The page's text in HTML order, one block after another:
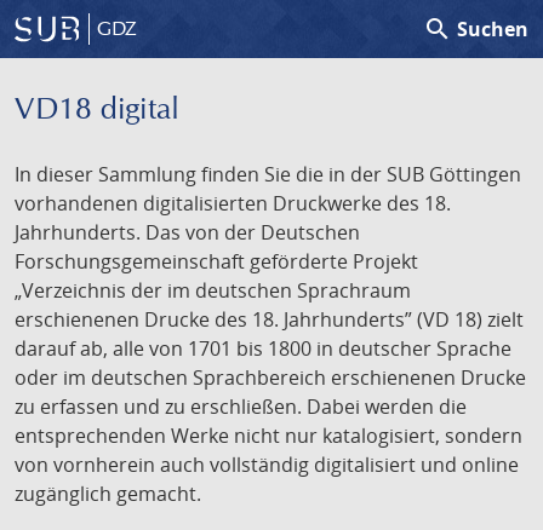
GDZ search Suchen
VD18 digital
In dieser Sammlung finden Sie die in der SUB Göttingen
vorhandenen digitalisierten Druckwerke des 18.
Jahrhunderts. Das von der Deutschen
Forschungsgemeinschaft geförderte Projekt
„Verzeichnis der im deutschen Sprachraum
erschienenen Drucke des 18. Jahrhunderts” (VD 18) zielt
darauf ab, alle von 1701 bis 1800 in deutscher Sprache
oder im deutschen Sprachbereich erschienenen Drucke
zu erfassen und zu erschließen. Dabei werden die
entsprechenden Werke nicht nur katalogisiert, sondern
von vornherein auch vollständig digitalisiert und online
zugänglich gemacht.